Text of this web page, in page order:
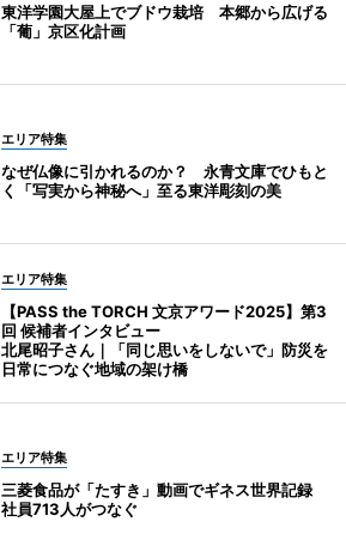
東洋学園大屋上でブドウ栽培 本郷から広げる
「葡」京区化計画
エリア特集
なぜ仏像に引かれるのか？ 永青文庫でひもと
く「写実から神秘へ」至る東洋彫刻の美
エリア特集
【PASS the TORCH 文京アワード2025】第3
回 候補者インタビュー
北尾昭子さん｜「同じ思いをしないで」防災を
日常につなぐ地域の架け橋
エリア特集
三菱食品が「たすき」動画でギネス世界記録
社員713人がつなぐ